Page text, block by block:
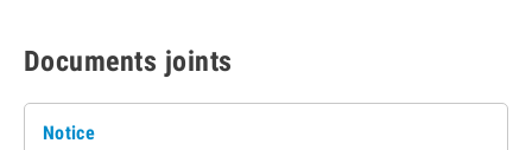
Documents joints
Notice